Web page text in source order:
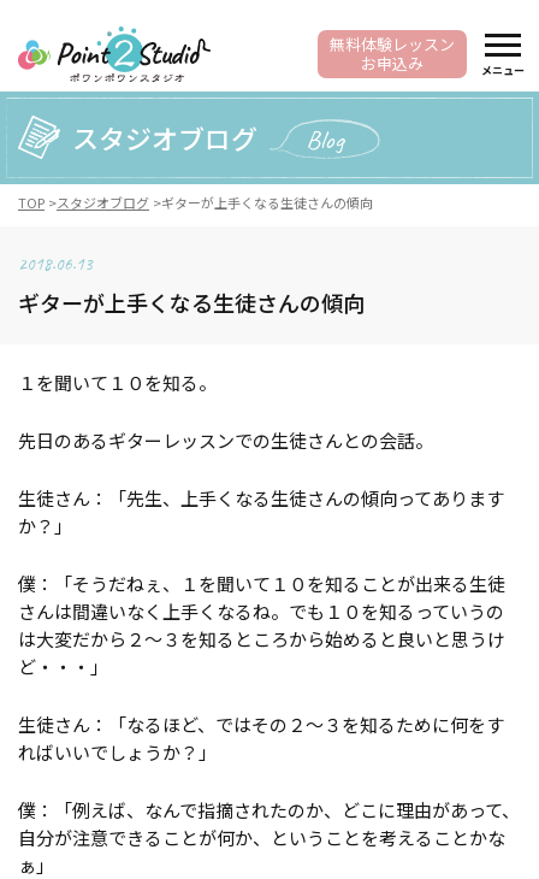
メニュー
無料体験レッスン
お申込み
スタジオブログ Blog
TOP スタジオブログ ギターが上手くなる生徒さんの傾向
2018.06.13
ギターが上手くなる生徒さんの傾向
１を聞いて１０を知る。
先日のあるギターレッスンでの生徒さんとの会話。
生徒さん：「先生、上手くなる生徒さんの傾向ってあります
か？」
僕：「そうだねぇ、１を聞いて１０を知ることが出来る生徒
さんは間違いなく上手くなるね。でも１０を知るっていうの
は大変だから２～３を知るところから始めると良いと思うけ
ど・・・」
生徒さん：「なるほど、ではその２～３を知るために何をす
ればいいでしょうか？」
僕：「例えば、なんで指摘されたのか、どこに理由があって、
自分が注意できることが何か、ということを考えることかな
ぁ」